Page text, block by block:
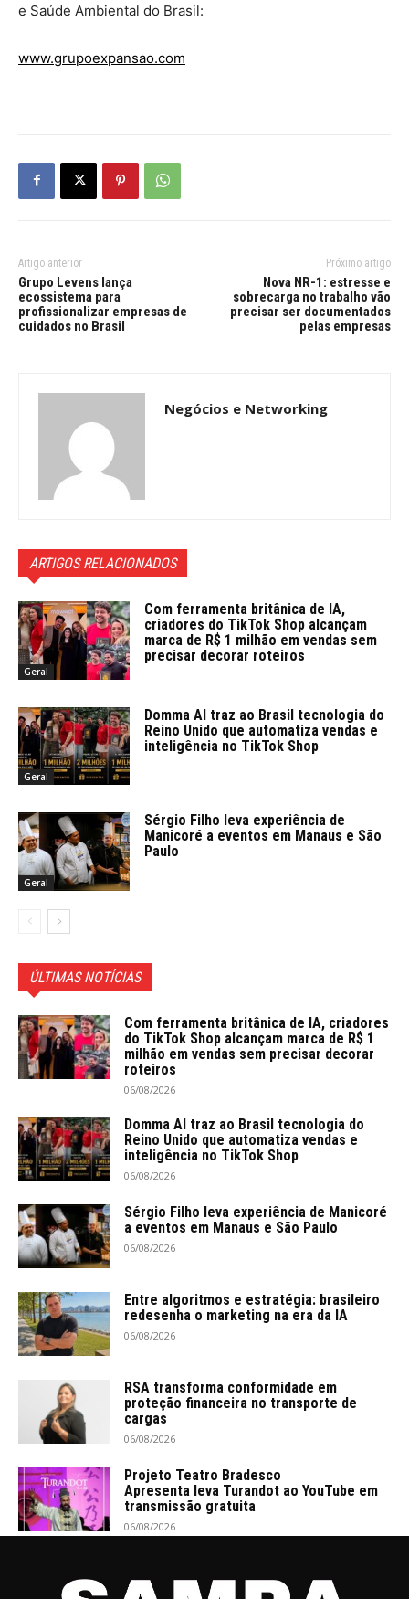
e Saúde Ambiental do Brasil:
www.grupoexpansao.com
Artigo anterior
Grupo Levens lança
ecossistema para
profissionalizar empresas de
cuidados no Brasil
Próximo artigo
Nova NR-1: estresse e
sobrecarga no trabalho vão
precisar ser documentados
pelas empresas
Negócios e Networking
ARTIGOS RELACIONADOS
Geral
Com ferramenta britânica de IA,
criadores do TikTok Shop alcançam
marca de R$ 1 milhão em vendas sem
precisar decorar roteiros
Geral
Domma AI traz ao Brasil tecnologia do
Reino Unido que automatiza vendas e
inteligência no TikTok Shop
Geral
Sérgio Filho leva experiência de
Manicoré a eventos em Manaus e São
Paulo
ÚLTIMAS NOTÍCIAS
Com ferramenta britânica de IA, criadores
do TikTok Shop alcançam marca de R$ 1
milhão em vendas sem precisar decorar
roteiros
06/08/2026
Domma AI traz ao Brasil tecnologia do
Reino Unido que automatiza vendas e
inteligência no TikTok Shop
06/08/2026
Sérgio Filho leva experiência de Manicoré
a eventos em Manaus e São Paulo
06/08/2026
Entre algoritmos e estratégia: brasileiro
redesenha o marketing na era da IA
06/08/2026
RSA transforma conformidade em
proteção financeira no transporte de
cargas
06/08/2026
Projeto Teatro Bradesco
Apresenta leva Turandot ao YouTube em
transmissão gratuita
06/08/2026